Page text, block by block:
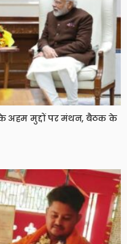
के अहम मुद्दों पर मंथन, बैठक के